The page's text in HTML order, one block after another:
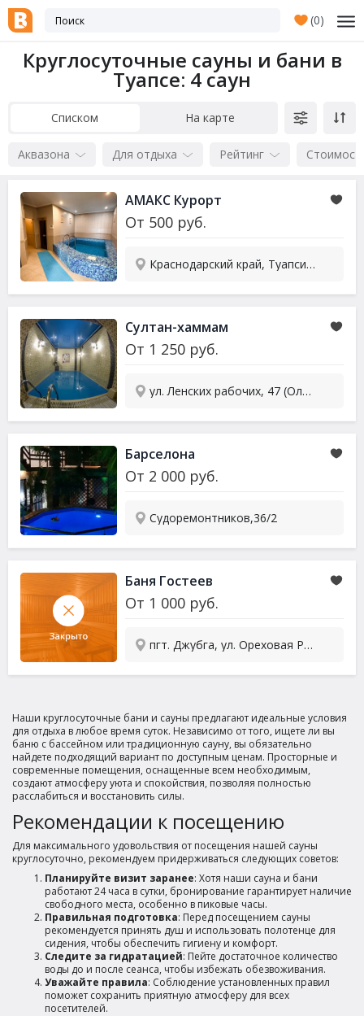
(0)
Круглосуточные сауны и бани в
Туапсе: 4 саун
Списком На карте
Аквазона Для отдыха Рейтинг
АМАКС Курорт
От 500 руб.
Краснодарский край, Туапсинский р-он, Ольгинка, ул. Приморская, 18А
Султан-хаммам
От 1 250 руб.
ул. Ленских рабочих, 47 (Олимп)
Барселона
От 2 000 руб.
Судоремонтников,36/2
Баня Гостеев
От 1 000 руб.
пгт. Джубга, ул. Ореховая Роща, д.4
Наши круглосуточные бани и сауны предлагают идеальные условия
для отдыха в любое время суток. Независимо от того, ищете ли вы
баню с бассейном или традиционную сауну, вы обязательно
найдете подходящий вариант по доступным ценам. Просторные и
современные помещения, оснащенные всем необходимым,
создают атмосферу уюта и спокойствия, позволяя полностью
расслабиться и восстановить силы.
Рекомендации к посещению
Для максимального удовольствия от посещения нашей сауны
круглосуточно, рекомендуем придерживаться следующих советов:
Планируйте визит заранее: Хотя наши сауна и бани
работают 24 часа в сутки, бронирование гарантирует наличие
свободного места, особенно в пиковые часы.
Правильная подготовка: Перед посещением сауны
рекомендуется принять душ и использовать полотенце для
сидения, чтобы обеспечить гигиену и комфорт.
Следите за гидратацией: Пейте достаточное количество
воды до и после сеанса, чтобы избежать обезвоживания.
Уважайте правила: Соблюдение установленных правил
поможет сохранить приятную атмосферу для всех
посетителей.